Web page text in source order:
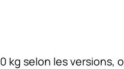
kg selon les